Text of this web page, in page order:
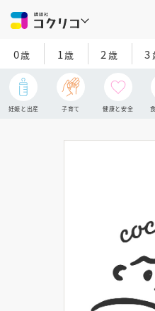
0歳 1歳 2 歳 3
妊娠と出産 子育て 健康と安全